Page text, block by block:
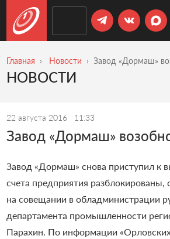
Главная Новости Завод «Дормаш»
НОВОСТИ
22 августа 2016 11:33
Завод «Дормаш»
Завод «Дормаш» снова приступил к
счета предприятия разблокированы,
на совещании в обладминистрации
департамента промышленности
Парахин. По информации «